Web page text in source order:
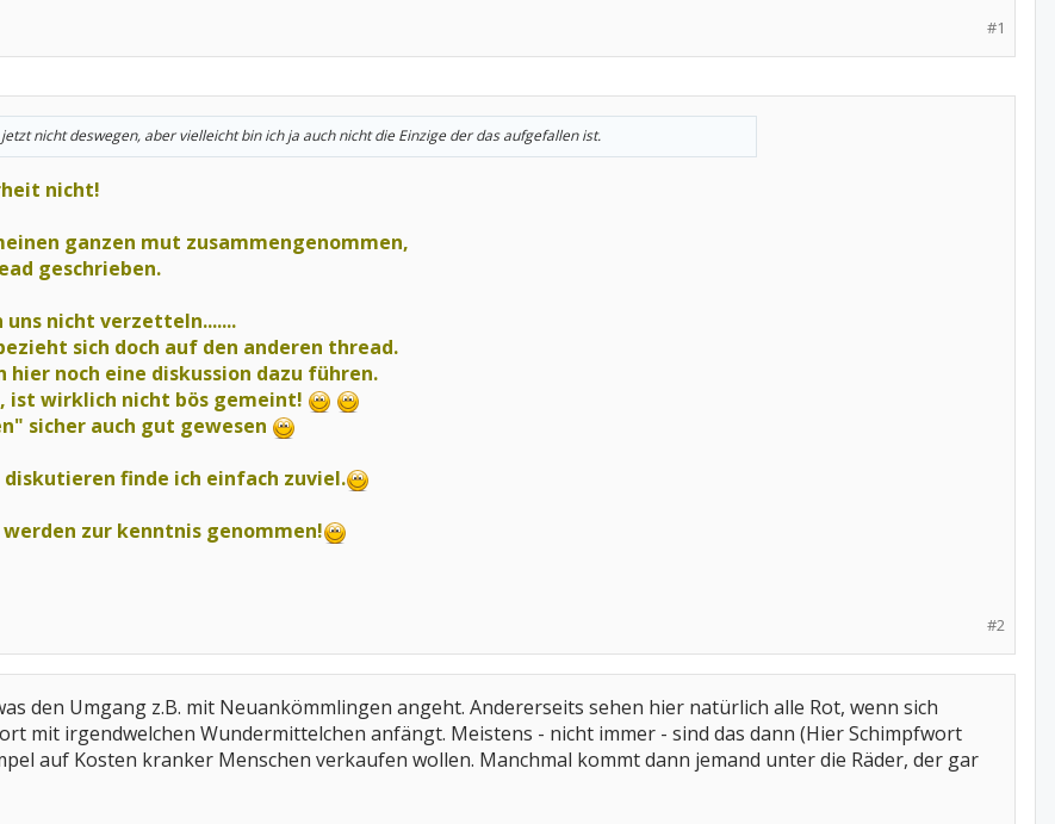
#1
nicht deswegen, aber vielleicht bin ich ja auch nicht die Einzige der das aufgefallen ist.
nicht!
ganzen mut zusammengenommen,
geschrieben.
nicht verzetteln.......
sich doch auf den anderen thread.
hier noch eine diskussion dazu führen.
ist wirklich nicht bös gemeint!
sicher auch gut gewesen
finde ich einfach zuviel.
zur kenntnis genommen!
#2
den Umgang z.B. mit Neuankömmlingen angeht. Andererseits sehen hier natürlich alle Rot, wenn sich
mit irgendwelchen Wundermittelchen anfängt. Meistens - nicht immer - sind das dann (Hier Schimpfwort
auf Kosten kranker Menschen verkaufen wollen. Manchmal kommt dann jemand unter die Räder, der gar